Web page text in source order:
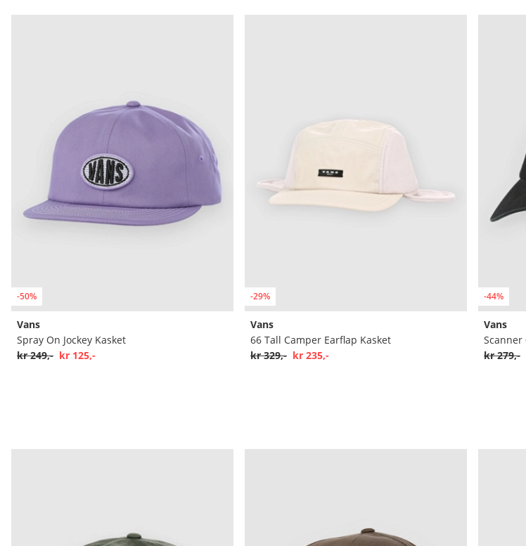
-50%
Vans
Spray On Jockey Kasket
kr 249,- kr 125,-
-29%
Vans
66 Tall Camper Earflap Kasket
kr 329,- kr 235,-
-44%
Vans
Scanner
kr 279,-